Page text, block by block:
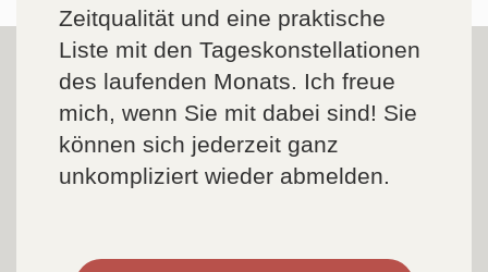
Zeitqualität und eine praktische
Liste mit den Tageskonstellationen
des laufenden Monats. Ich freue
mich, wenn Sie mit dabei sind! Sie
können sich jederzeit ganz
unkompliziert wieder abmelden.